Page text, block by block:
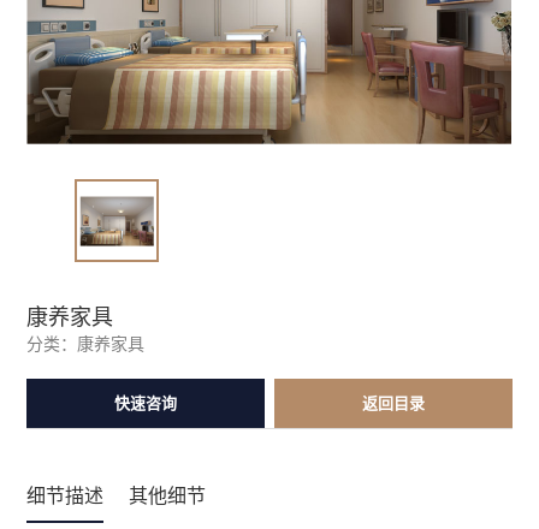
康养家具
分类： 康养家具
快速咨询 返回目录
细节描述 其他细节